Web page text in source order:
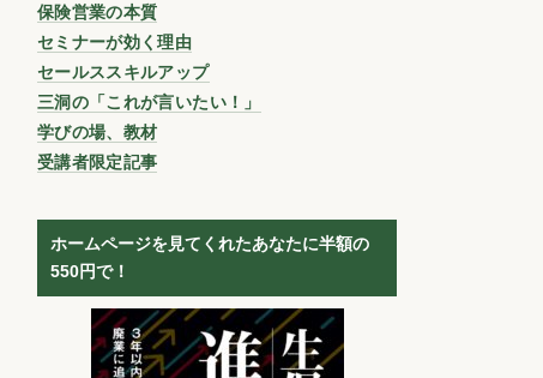
保険営業の本質
セミナーが効く理由
セールススキルアップ
三洞の「これが言いたい！」
学びの場、教材
受講者限定記事
ホームページを見てくれたあなたに半額の
550円で！